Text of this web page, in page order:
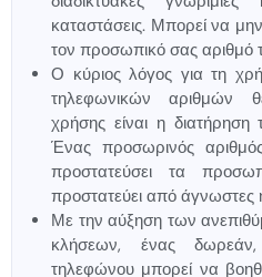
καταστάσεις. Μπορεί να
τον προσωπικό σας αριθμό
Ο κύριος λόγος για τη
τηλεφωνικών αριθμών
χρήσης είναι η
Ένας προσωρινός
προστατεύσει τα
προστατεύει από άγνωστες
Με την αύξηση των
κλήσεων, ένας
τηλεφώνου μπορεί να